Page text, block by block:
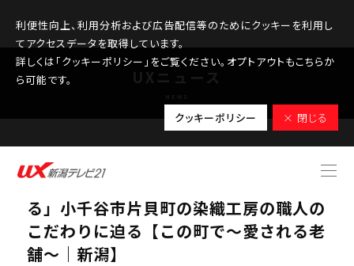
利便性向上、利用分析および広告配信等のためにクッキーを利用し
てアクセスデータを取得しています。
詳しくは「クッキーポリシー」をご覧ください。オプトアウトもこちらか
ら可能です。
クッキーポリシー × 閉じる
2025.09.26
【特集】創業270年「攻めて伝統を守
る」小千谷市片貝町の染織工房の職人の
こだわりに迫る【この町で～愛される老
舗～｜新潟】